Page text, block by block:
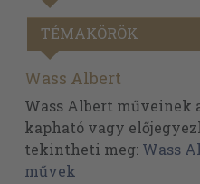
TÉMAKÖRÖK
Wass Albert
Wass Albert
kapható vagy
tekintheti meg: Wass
művek